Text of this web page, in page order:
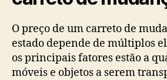
O preço de um carreto de
estado depende de múltiplos
os principais fatores estão a
móveis e objetos a serem